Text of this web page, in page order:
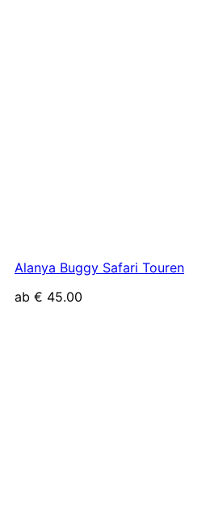
Alanya Buggy Safari Touren
ab € 45.00